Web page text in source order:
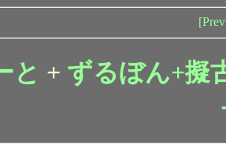
と + ずるぼん+擬